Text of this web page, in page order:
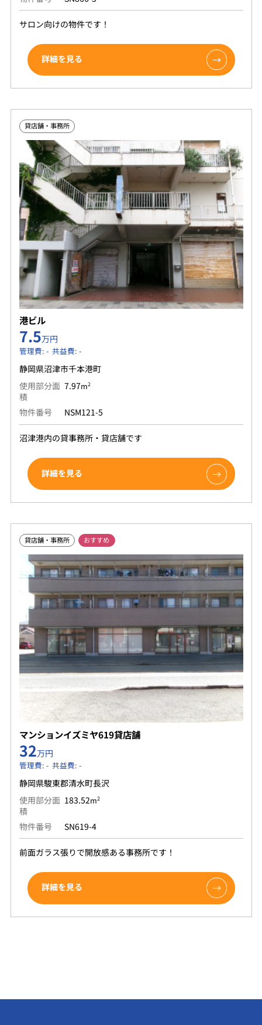
サロン向けの物件です！
詳細を見る
貸店舗・事務所
港ビル
7.5万円
管理費: - 共益費: -
静岡県沼津市千本港町
使用部分面
積
7.97m2
物件番号 NSM121-5
沼津港内の貸事務所・貸店舗です
詳細を見る
貸店舗・事務所 おすすめ
マンションイズミヤ619貸店舗
32万円
管理費: - 共益費: -
静岡県駿東郡清水町長沢
使用部分面
積
183.52m2
物件番号 SN619-4
前面ガラス張りで開放感ある事務所です！
詳細を見る